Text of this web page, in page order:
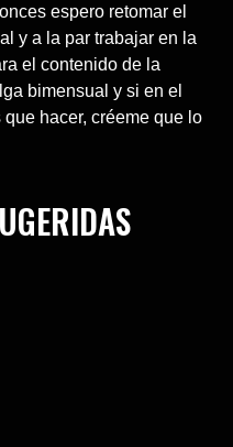
espero retomar el
y a la par trabajar en la
el contenido de la
bimensual y si en el
hacer, créeme que lo